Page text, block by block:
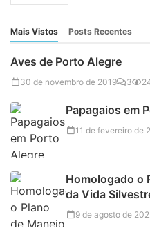
Mais Vistos Posts Recentes
Aves de Porto Alegre
30 de novembro de 2019 3
Papagaios em
11 de fevereiro de
Homologado o
da Vida
9 de agosto de